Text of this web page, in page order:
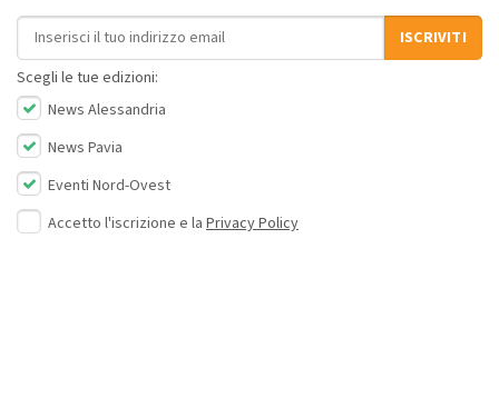
Indirizzo email
ISCRIVITI
Scegli le tue edizioni:
News Alessandria
News Pavia
Eventi Nord-Ovest
Accetto l'iscrizione e la Privacy Policy